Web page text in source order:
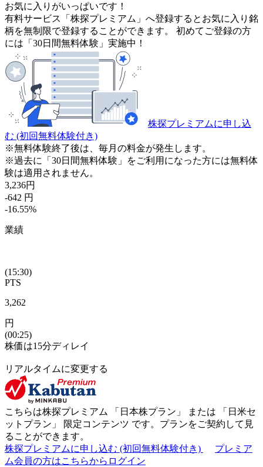
お気に入りがいっぱいです！
有料サービス「株探プレミアム」へ登録するとお気に入り銘
柄を無制限で登録することができます。 初めてご登録の方
には「30日間無料体験」実施中！
株探プレミアムに申し込
む (初回無料体験付き)
※無料体験終了後は、毎月の料金が発生します。
※過去に「30日間無料体験」をご利用になった方には無料体
験は適用されません。
3,236円
-642 円
-16.55%
業績
(15:30)
PTS
3,262
円
(00:25)
株価は15分ディレイ
リアルタイムに変更する
こちらは株探プレミアム 「 日本株プラン 」 または 「 日米セ
ットプラン 」 限定コンテンツ です。プランをご契約して見
ることができます。
株探プレミアムに申し込む (初回無料体験付き)
プレミア
ム会員の方はこちらからログイン